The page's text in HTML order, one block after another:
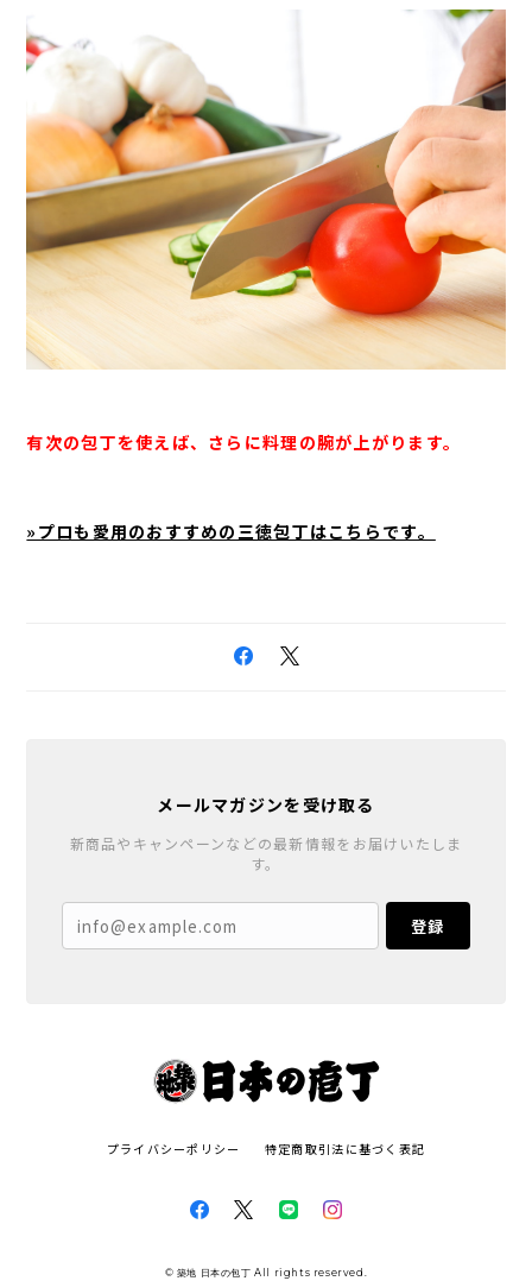
有次の包丁を使えば、さらに料理の腕が上がります。
»プロも愛用のおすすめの三徳包丁はこちらです。
メールマガジンを受け取る
新商品やキャンペーンなどの最新情報をお届けいたしま
す。
登録
プライバシーポリシー 特定商取引法に基づく表記
© 築地 日本の包丁 All rights reserved.